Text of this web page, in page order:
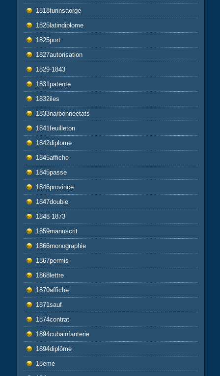
1818turinsaorge
1825latindiplome
1825port
1827autorisation
1829-1843
1831patente
1832iles
1833narbonneetats
1841feuilleton
1842diplome
1845affiche
1845passe
1846province
1847double
1848-1873
1859manuscrit
1866monographie
1867permis
1868lettre
1870affiche
1871sauf
1874contrat
1894cubainfanterie
1894diplôme
18eme